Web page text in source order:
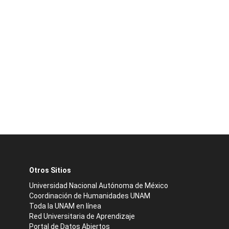
Otros Sitios
Universidad Nacional Autónoma de México
Coordinación de Humanidades UNAM
Toda la UNAM en línea
Red Universitaria de Aprendizaje
Portal de Datos Abiertos